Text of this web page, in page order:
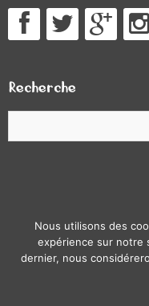
Recherche
© Lumpe Follig 2026.
Thème modifié par les
Strasbourg : Mathieu
Nous utilisons des
expérience sur notre
dernier, nous